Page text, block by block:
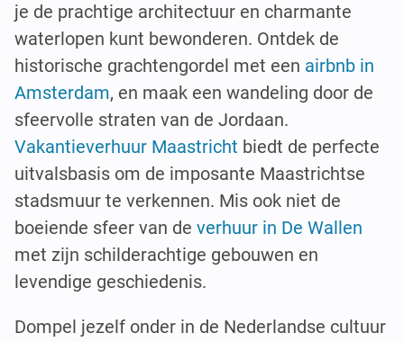
je de prachtige architectuur en charmante
waterlopen kunt bewonderen. Ontdek de
historische grachtengordel met een airbnb in
Amsterdam, en maak een wandeling door de
sfeervolle straten van de Jordaan.
Vakantieverhuur Maastricht biedt de perfecte
uitvalsbasis om de imposante Maastrichtse
stadsmuur te verkennen. Mis ook niet de
boeiende sfeer van de verhuur in De Wallen
met zijn schilderachtige gebouwen en
levendige geschiedenis.
Dompel jezelf onder in de Nederlandse cultuur